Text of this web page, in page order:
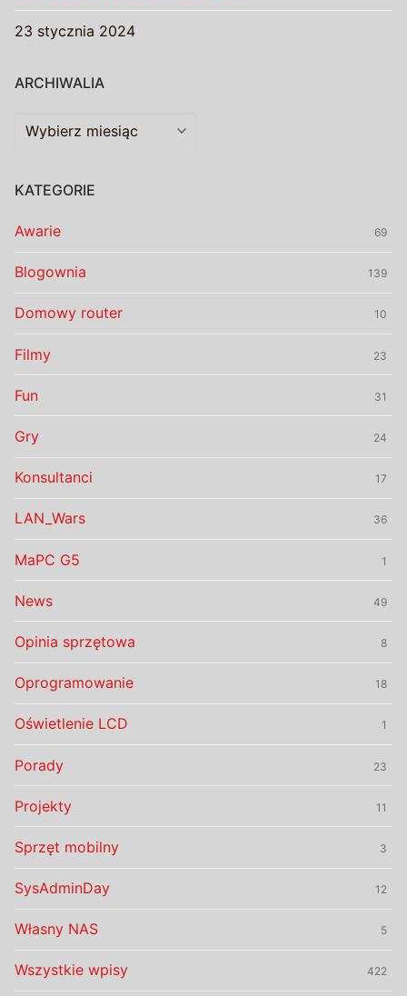
23 stycznia 2024
ARCHIWALIA
Archiwalia
KATEGORIE
Awarie 69
Blogownia 139
Domowy router 10
Filmy 23
Fun 31
Gry 24
Konsultanci 17
LAN_Wars 36
MaPC G5 1
News 49
Opinia sprzętowa 8
Oprogramowanie 18
Oświetlenie LCD 1
Porady 23
Projekty 11
Sprzęt mobilny 3
SysAdminDay 12
Własny NAS 5
Wszystkie wpisy 422